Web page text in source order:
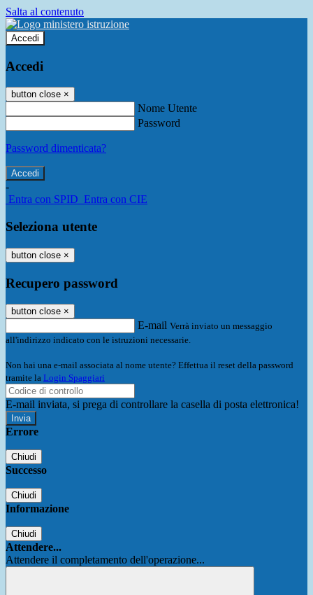
Salta al contenuto
Accedi
Accedi
button close ×
Nome Utente
Password
Password dimenticata?
-
Entra con SPID Entra con CIE
Seleziona utente
button close ×
Recupero password
button close ×
E-mail Verrà inviato un messaggio
all'indirizzo indicato con le istruzioni necessarie.
Non hai una e-mail associata al nome utente? Effettua il reset della password
tramite la Login Spaggiari
E-mail inviata, si prega di controllare la casella di posta elettronica!
Errore
Chiudi
Successo
Chiudi
Informazione
Chiudi
Attendere...
Attendere il completamento dell'operazione...